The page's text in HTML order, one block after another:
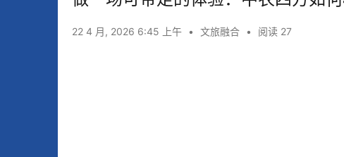
22 4 月, 2026 6:45 上午 • 文旅融合 • 阅读 27